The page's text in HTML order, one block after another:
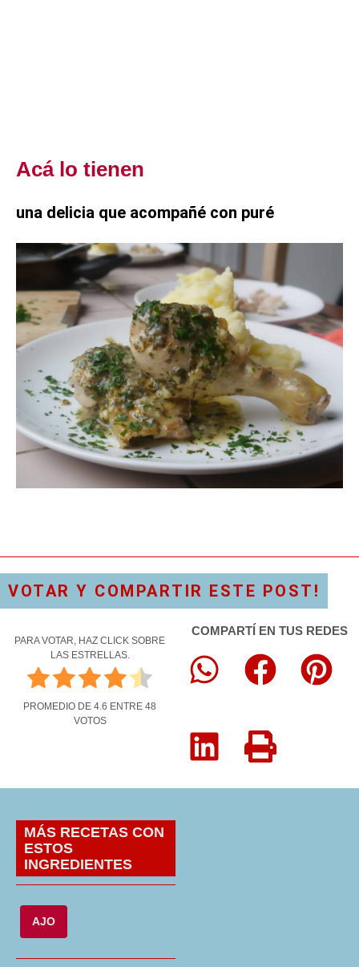
Acá lo tienen
una delicia que acompañé con puré
VOTAR Y COMPARTIR ESTE POST!
PARA VOTAR, HAZ CLICK SOBRE
LAS ESTRELLAS.
PROMEDIO DE 4.6 ENTRE 48
VOTOS
COMPARTÍ EN TUS REDES
MÁS RECETAS CON
ESTOS
INGREDIENTES
AJO